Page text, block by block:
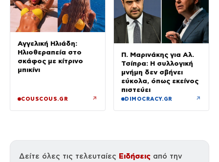
Αγγελική Ηλιάδη:
Ηλιοθεραπεία στο
σκάφος με κίτρινο
μπικίνι
COUSCOUS.GR ↗
Π. Μαρινάκης για Αλ.
Τσίπρα: Η συλλογική
μνήμη δεν σβήνει
εύκολα, όπως εκείνος
πιστεύει
DIMOCRACY.GR ↗
Δείτε όλες τις τελευταίες Ειδήσεις από την